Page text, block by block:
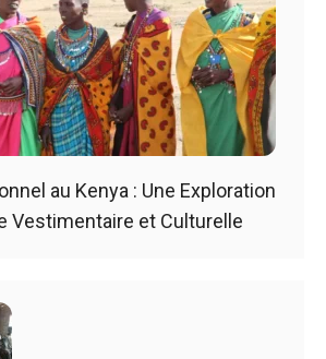
au Kenya : Une Exploration
Vestimentaire et Culturelle